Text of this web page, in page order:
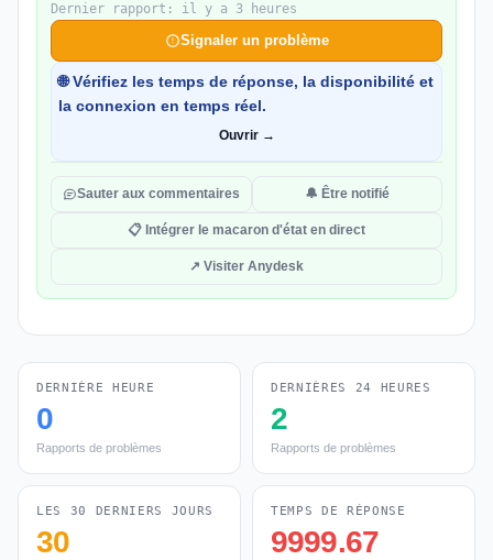
Dernier rapport: il y a 3 heures
Signaler un problème
🌐 Vérifiez les temps de réponse, la disponibilité et
la connexion en temps réel.
Ouvrir →
Sauter aux commentaires 🔔 Être notifié
📋 Intégrer le macaron d'état en direct
↗ Visiter Anydesk
DERNIÈRE HEURE
0
Rapports de problèmes
DERNIÈRES 24 HEURES
2
Rapports de problèmes
LES 30 DERNIERS JOURS
30
TEMPS DE RÉPONSE
9999.67